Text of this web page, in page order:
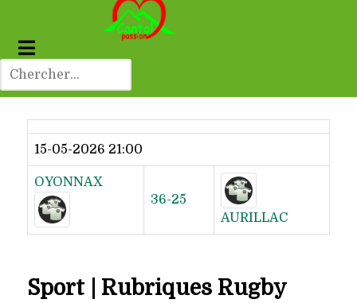
Dernier résultat
15-05-2026 21:00
OYONNAX
36-25
AURILLAC
Sport | Rubriques Rugby